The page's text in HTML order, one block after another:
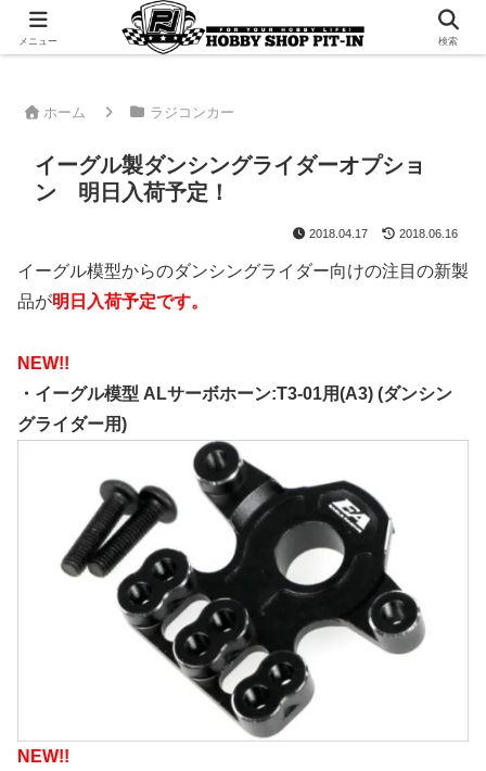
千葉県君津市でラジコンやプラモデルを販売。 ピットインのウェブサイトです
ホーム ラジコンカー
イーグル製ダンシングライダーオプショ
ン 明日入荷予定！
2018.04.17 2018.06.16
イーグル模型からのダンシングライダー向けの注目の新製
品が明日入荷予定です。
NEW!!
・イーグル模型 ALサーボホーン:T3-01用(A3) (ダンシン
グライダー用)
NEW!!
メニュー 検索